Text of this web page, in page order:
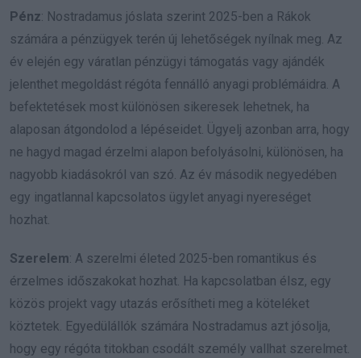
Pénz: Nostradamus jóslata szerint 2025-ben a Rákok
számára a pénzügyek terén új lehetőségek nyílnak meg. Az
év elején egy váratlan pénzügyi támogatás vagy ajándék
jelenthet megoldást régóta fennálló anyagi problémáidra. A
befektetések most különösen sikeresek lehetnek, ha
alaposan átgondolod a lépéseidet. Ügyelj azonban arra, hogy
ne hagyd magad érzelmi alapon befolyásolni, különösen, ha
nagyobb kiadásokról van szó. Az év második negyedében
egy ingatlannal kapcsolatos ügylet anyagi nyereséget
hozhat.
Szerelem: A szerelmi életed 2025-ben romantikus és
érzelmes időszakokat hozhat. Ha kapcsolatban élsz, egy
közös projekt vagy utazás erősítheti meg a köteléket
köztetek. Egyedülállók számára Nostradamus azt jósolja,
hogy egy régóta titokban csodált személy vallhat szerelmet.